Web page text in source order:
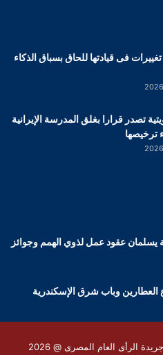
فى قيادتها للحاق بسباق الذكاء
تصدر قرارا بغلق المدرسة الإيرانية
ترخيصها
يسلمان عقود عمل لذوي الهمم وجوائز
العطارين وباب شرق الإسكندرية
الرأى العام المصرى @ 2026